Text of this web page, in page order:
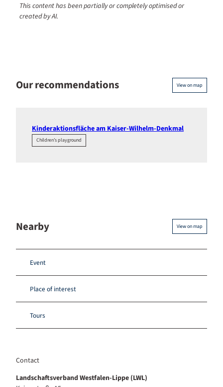
This content has been partially or completely optimised or
created by AI.
Our recommendations View on map
Kinderaktionsfläche am Kaiser-Wilhelm-Denkmal
Children’s playground
Nearby View on map
Event
Place of interest
Tours
Contact
Landschaftsverband Westfalen-Lippe (LWL)